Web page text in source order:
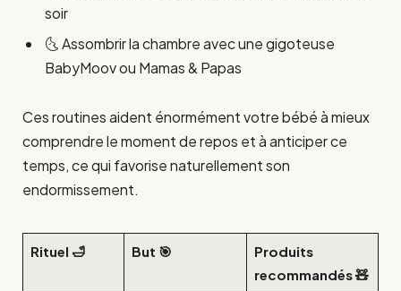
soir
🌜 Assombrir la chambre avec une gigoteuse
BabyMoov ou Mamas & Papas
Ces routines aident énormément votre bébé à mieux
comprendre le moment de repos et à anticiper ce
temps, ce qui favorise naturellement son
endormissement.
Rituel 🛁 But 🎯
Produits
recommandés 🧸